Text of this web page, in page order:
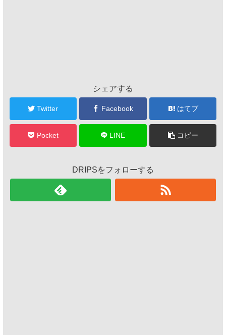
シェアする
Twitter Facebook はてブ
Pocket LINE コピー
DRIPSをフォローする